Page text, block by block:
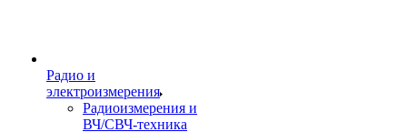
Радио и
электроизмерения
Радиоизмерения и
ВЧ/СВЧ-техника